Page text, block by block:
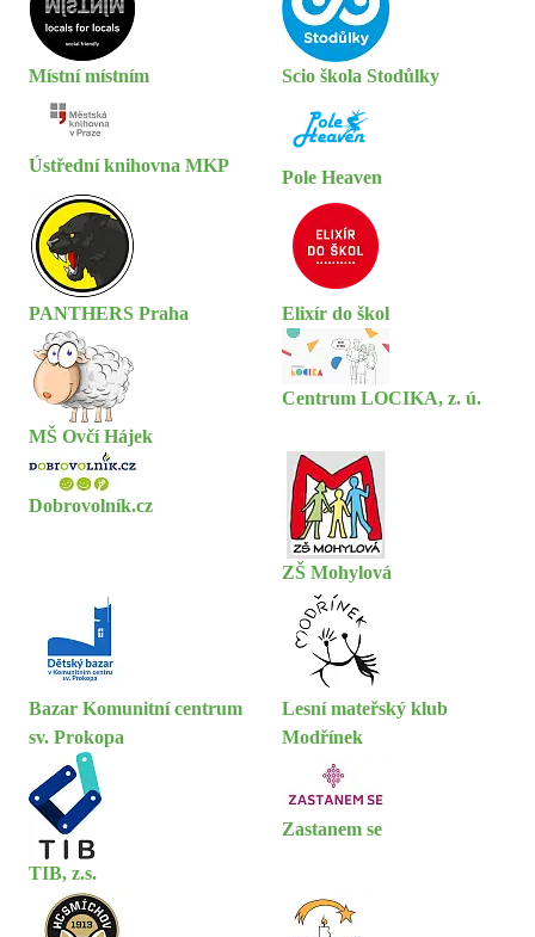
Místní místním Scio škola Stodůlky
Ústřední knihovna MKP
Pole Heaven
PANTHERS Praha Elixír do škol
MŠ Ovčí Hájek
Centrum LOCIKA, z. ú.
Dobrovolník.cz
ZŠ Mohylová
Bazar Komunitní centrum
sv. Prokopa
Lesní mateřský klub
Modřínek
TIB, z.s.
Zastanem se